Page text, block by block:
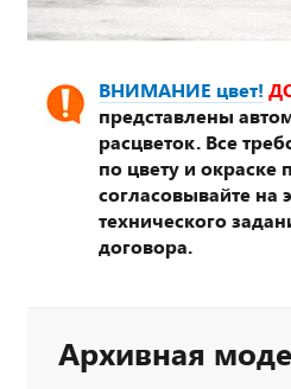
ВНИМАНИЕ цвет!
представлены
расцветок. Все
по цвету и окраске
согласовывайте на
технического
договора.
Архивная